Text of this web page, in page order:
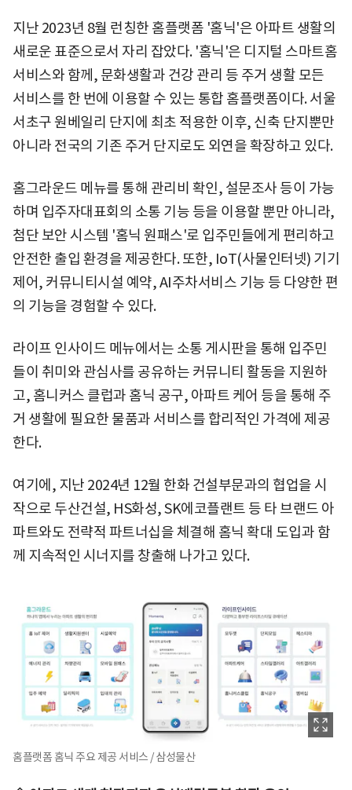
지난 2023년 8월 런칭한 홈플랫폼 '홈닉'은 아파트 생활의
새로운 표준으로서 자리 잡았다. '홈닉'은 디지털 스마트홈
서비스와 함께, 문화생활과 건강 관리 등 주거 생활 모든
서비스를 한 번에 이용할 수 있는 통합 홈플랫폼이다. 서울
서초구 원베일리 단지에 최초 적용한 이후, 신축 단지뿐만
아니라 전국의 기존 주거 단지로도 외연을 확장하고 있다.
홈그라운드 메뉴를 통해 관리비 확인, 설문조사 등이 가능
하며 입주자대표회의 소통 기능 등을 이용할 뿐만 아니라,
첨단 보안 시스템 '홈닉 원패스'로 입주민들에게 편리하고
안전한 출입 환경을 제공한다. 또한, IoT(사물인터넷) 기기
제어, 커뮤니티시설 예약, AI주차서비스 기능 등 다양한 편
의 기능을 경험할 수 있다.
라이프 인사이드 메뉴에서는 소통 게시판을 통해 입주민
들이 취미와 관심사를 공유하는 커뮤니티 활동을 지원하
고, 홈니커스 클럽과 홈닉 공구, 아파트 케어 등을 통해 주
거 생활에 필요한 물품과 서비스를 합리적인 가격에 제공
한다.
여기에, 지난 2024년 12월 한화 건설부문과의 협업을 시
작으로 두산건설, HS화성, SK에코플랜트 등 타 브랜드 아
파트와도 전략적 파트너십을 체결해 홈닉 확대 도입과 함
께 지속적인 시너지를 창출해 나가고 있다.
홈플랫폼 홈닉 주요 제공 서비스 / 삼성물산